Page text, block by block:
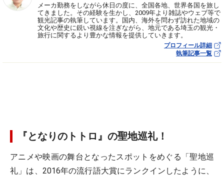
メーカ勤務をしながら休日の度に、全国各地、世界各国を旅し
てきました。その経験を生かし、2009年より雑誌やウェブ等で
観光記事の執筆しています。国内、海外を問わず訪れた地域の
文化や歴史に鋭い視線を注ぎながら、地元である埼玉の観光・
旅行に関するより豊かな情報を提供していきます。
プロフィール詳細
執筆記事一覧
『となりのトトロ』の聖地巡礼！
アニメや映画の舞台となったスポットをめぐる「聖地巡
礼」は、2016年の流行語大賞にランクインしたように、